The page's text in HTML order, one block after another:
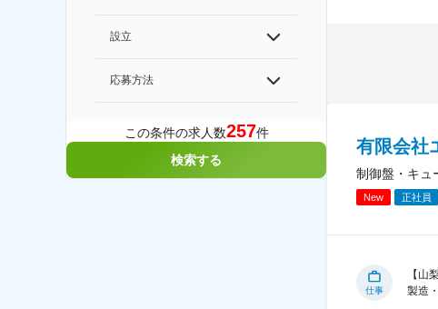
設立
応募方法
この条件の求人数257件
検索する
有限会社
制御盤・キュ
New 正社員
仕事
【山
製造